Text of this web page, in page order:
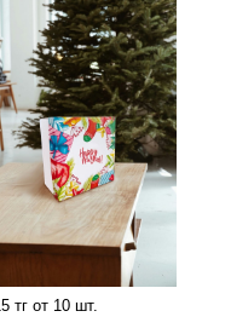
тг от 10 шт.